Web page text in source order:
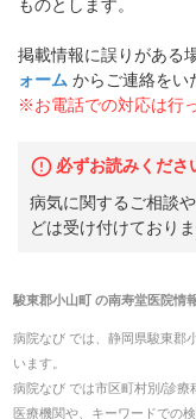
ものとします。
掲載情報に誤りがある
ォーム からご連絡をい
※お電話での対応は行
必ずお読みくださ
病気に関するご相談
どは受け付けておりま
駿東郡小山町の南寿堂医院情
病院なび では、 静岡県駿東郡
います。
病院なび では市区町村別/診療
医療機関や、キーワードでの検